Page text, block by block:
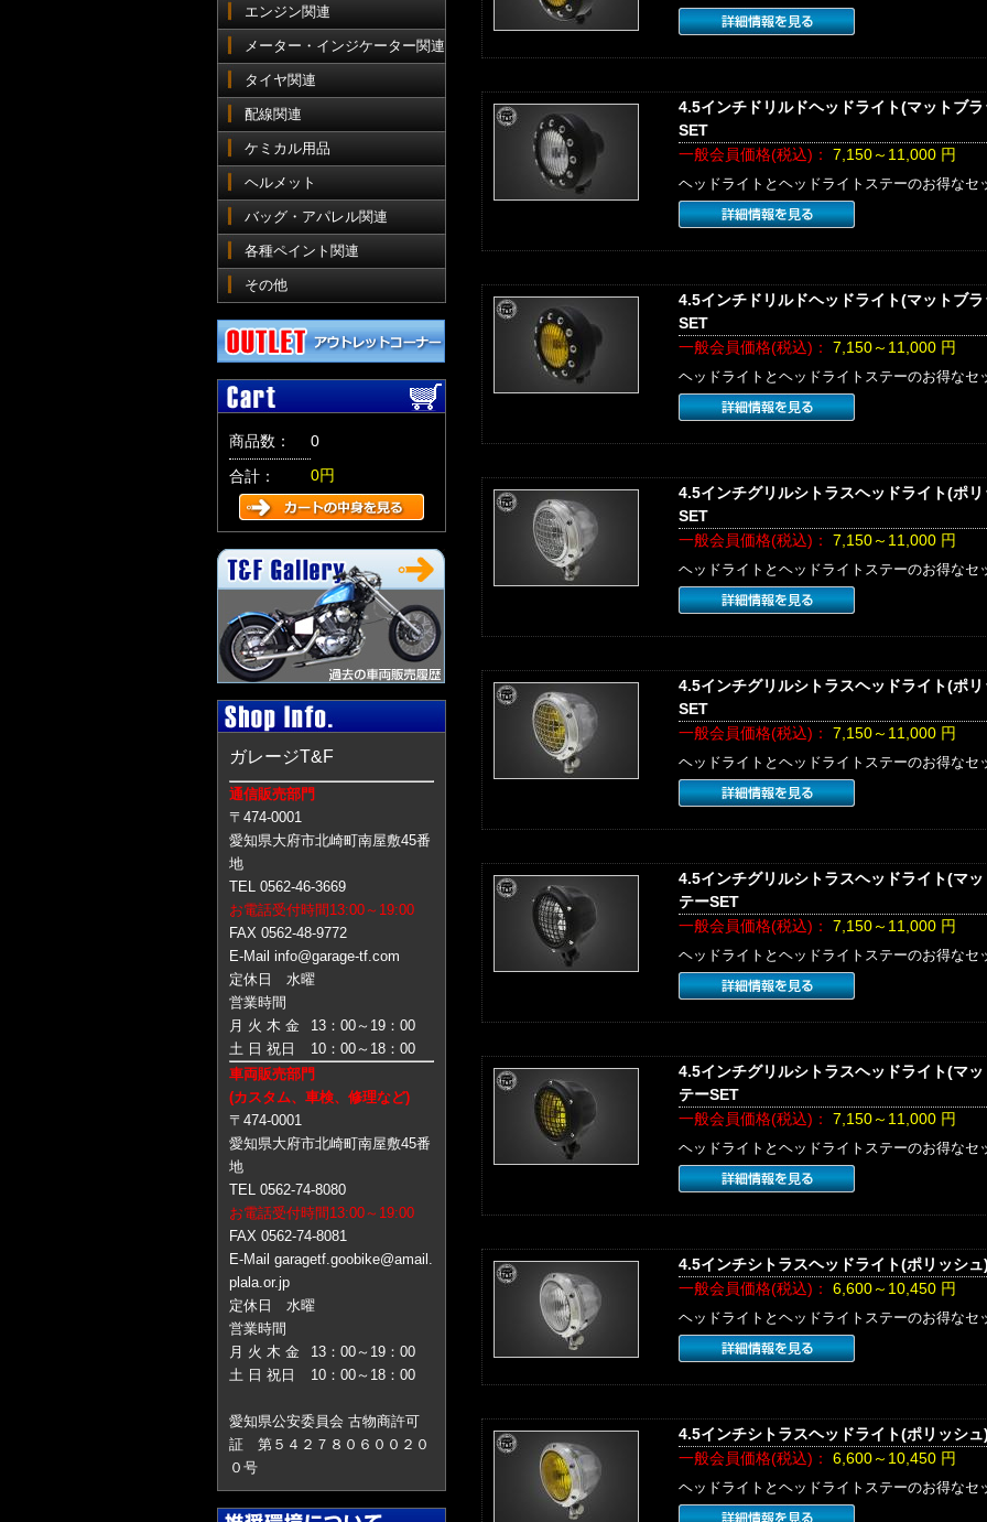
エンジン関連
メーター・インジケーター関連
タイヤ関連
配線関連
ケミカル用品
ヘルメット
バッグ・アパレル関連
各種ペイント関連
その他
商品数：
0
合計：
0円
ガレージT&F
通信販売部門
〒474-0001
愛知県大府市北崎町南屋敷45番
地
TEL 0562-46-3669
お電話受付時間13:00～19:00
FAX 0562-48-9772
E-Mail info@garage-tf.com
定休日 水曜
営業時間
月 火 木 金
13：00～19：00
土 日 祝日
10：00～18：00
車両販売部門
(カスタム、車検、修理など)
〒474-0001
愛知県大府市北崎町南屋敷45番
地
TEL 0562-74-8080
お電話受付時間13:00～19:00
FAX 0562-74-8081
E-Mail garagetf.goobike@amail.
plala.or.jp
定休日 水曜
営業時間
月 火 木 金
13：00～19：00
土 日 祝日
10：00～18：00
愛知県公安委員会 古物商許可
証 第５４２７８０６００２０
０号
4.5インチドリルドヘッドライト(マットブ
SET
一般会員価格(税込)： 7,150～11,000円
ヘッドライトとヘッドライトステーのお得なセ
4.5インチドリルドヘッドライト(マットブ
SET
一般会員価格(税込)： 7,150～11,000円
ヘッドライトとヘッドライトステーのお得なセ
4.5インチグリルシトラスヘッドライト(ポ
SET
一般会員価格(税込)： 7,150～11,000円
ヘッドライトとヘッドライトステーのお得なセ
4.5インチグリルシトラスヘッドライト(ポ
SET
一般会員価格(税込)： 7,150～11,000円
ヘッドライトとヘッドライトステーのお得なセ
4.5インチグリルシトラスヘッドライト(マ
テーSET
一般会員価格(税込)： 7,150～11,000円
ヘッドライトとヘッドライトステーのお得なセ
4.5インチグリルシトラスヘッドライト(マ
テーSET
一般会員価格(税込)： 7,150～11,000円
ヘッドライトとヘッドライトステーのお得なセ
4.5インチシトラスヘッドライト(ポリッシ
一般会員価格(税込)： 6,600～10,450円
ヘッドライトとヘッドライトステーのお得なセ
4.5インチシトラスヘッドライト(ポリッシ
一般会員価格(税込)： 6,600～10,450円
ヘッドライトとヘッドライトステーのお得なセ